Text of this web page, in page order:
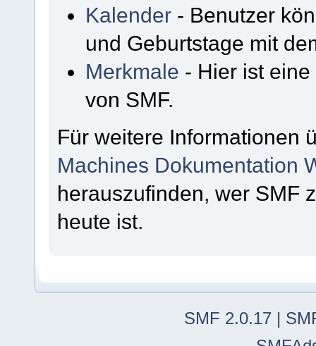
Kalender - Benutzer
und Geburtstage mit
Merkmale - Hier ist
von SMF.
Für weitere Informationen
Machines Dokumentation
herauszufinden, wer SMF
heute ist.
SMF 2.0.17 |